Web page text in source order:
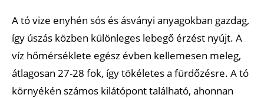
A tó vize enyhén sós és ásványi anyagokban gazdag,
így úszás közben különleges lebegő érzést nyújt. A
víz hőmérséklete egész évben kellemesen meleg,
átlagosan 27-28 fok, így tökéletes a fürdőzésre. A tó
környékén számos kilátópont található, ahonnan